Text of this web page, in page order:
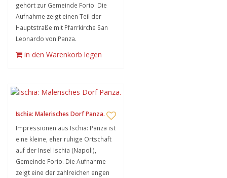
gehört zur Gemeinde Forio. Die
Aufnahme zeigt einen Teil der
Hauptstraße mit Pfarrkirche San
Leonardo von Panza.
in den Warenkorb legen
Ischia: Malerisches Dorf Panza.
Impressionen aus Ischia: Panza ist
eine kleine, eher ruhige Ortschaft
auf der Insel Ischia (Napoli),
Gemeinde Forio. Die Aufnahme
zeigt eine der zahlreichen engen